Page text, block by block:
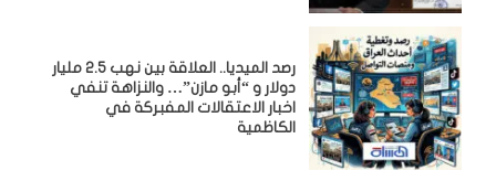
رصد الميديا.. العلاقة بين نهب 2.5 مليار
دولار و “أبو مازن”… والنزاهة تنفي
اخبار الاعتقالات المفبركة في
الكاظمية